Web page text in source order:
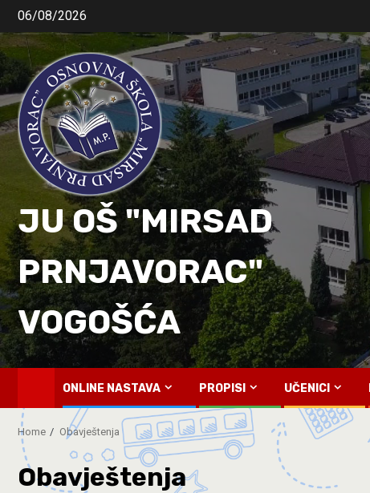
06/08/2026
JU OŠ "MIRSAD
PRNJAVORAC"
VOGOŠĆA
ONLINE NASTAVA PROPISI UČENICI
Home Obavještenja
Obavještenja